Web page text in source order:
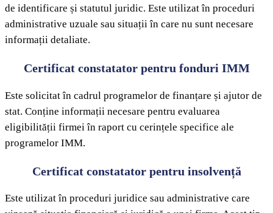
de identificare și statutul juridic. Este utilizat în proceduri
administrative uzuale sau situații în care nu sunt necesare
informații detaliate.
Certificat constatator pentru fonduri IMM
Este solicitat în cadrul programelor de finanțare și ajutor de
stat. Conține informații necesare pentru evaluarea
eligibilității firmei în raport cu cerințele specifice ale
programelor IMM.
Certificat constatator pentru insolvență
Este utilizat în proceduri juridice sau administrative care